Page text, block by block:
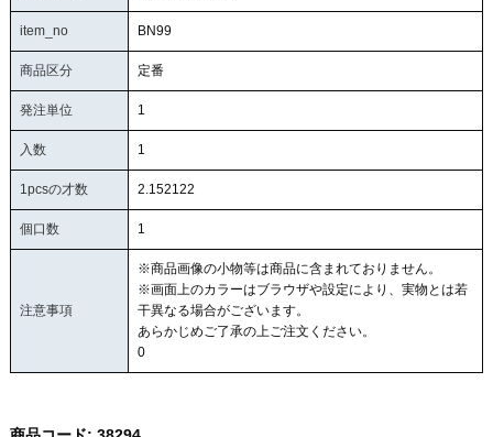
item_no BN99
商品区分 定番
発注単位 1
入数 1
1pcsの才数 2.152122
個口数 1
注意事項
※商品画像の小物等は商品に含まれておりません。
※画面上のカラーはブラウザや設定により、実物とは若
干異なる場合がございます。
あらかじめご了承の上ご注文ください。
0